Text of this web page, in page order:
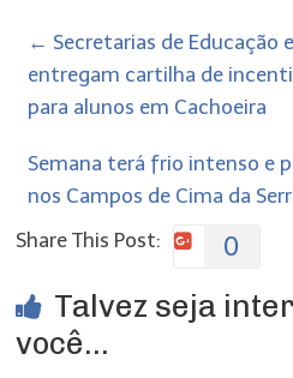
← Secretarias de Educação
entregam cartilha de
para alunos em Cachoeira
Semana terá frio intenso e
nos Campos de Cima da
Share This Post:
0
Talvez seja
você...